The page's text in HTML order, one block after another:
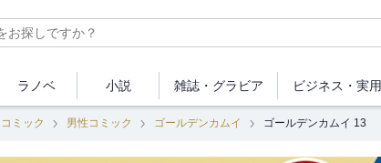
ラノベ 小説 雑誌・ グラビア ビジネス ・実用
コミック 男性コミック ゴールデンカムイ ゴールデンカムイ 13